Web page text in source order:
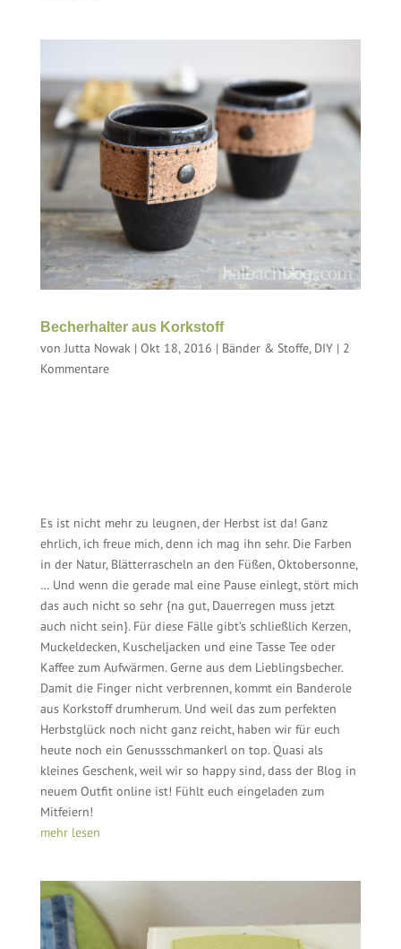
Becherhalter aus Korkstoff
vonJutta Nowak| Okt 18, 2016 | Bänder & Stoffe, DIY| 2
Kommentare
Es ist nicht mehr zu leugnen, der Herbst ist da! Ganz
ehrlich, ich freue mich, denn ich mag ihn sehr. Die Farben
in der Natur, Blätterrascheln an den Füßen, Oktobersonne,
… Und wenn die gerade mal eine Pause einlegt, stört mich
das auch nicht so sehr {na gut, Dauerregen muss jetzt
auch nicht sein}. Für diese Fälle gibt’s schließlich Kerzen,
Muckeldecken, Kuscheljacken und eine Tasse Tee oder
Kaffee zum Aufwärmen. Gerne aus dem Lieblingsbecher.
Damit die Finger nicht verbrennen, kommt ein Banderole
aus Korkstoff drumherum. Und weil das zum perfekten
Herbstglück noch nicht ganz reicht, haben wir für euch
heute noch ein Genussschmankerl on top. Quasi als
kleines Geschenk, weil wir so happy sind, dass der Blog in
neuem Outfit online ist! Fühlt euch eingeladen zum
Mitfeiern!
mehr lesen